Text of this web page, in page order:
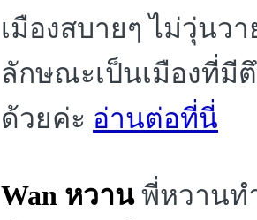
เมืองสบายๆ ไม่วุ่นว
ลักษณะเป็นเมืองที่มี
ด้วยค่ะ อ่านต่อที่นี่
Wan หวานพี่หวานท